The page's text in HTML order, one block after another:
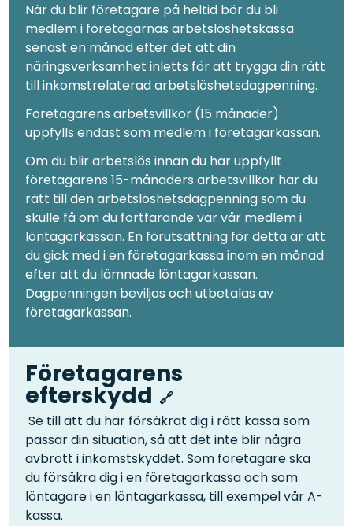
När du blir företagare på heltid bör du bli
medlem i företagarnas arbetslöshetskassa
senast en månad efter det att din
näringsverksamhet inletts för att trygga din rätt
till inkomstrelaterad arbetslöshetsdagpenning.
Företagarens arbetsvillkor (15 månader)
uppfylls endast som medlem i företagarkassan.
Om du blir arbetslös innan du har uppfyllt
företagarens 15-månaders arbetsvillkor har du
rätt till den arbetslöshetsdagpenning som du
skulle få om du fortfarande var vår medlem i
löntagarkassan. En förutsättning för detta är att
du gick med i en företagarkassa inom en månad
efter att du lämnade löntagarkassan.
Dagpenningen beviljas och utbetalas av
företagarkassan.
Företagarens
efterskydd
Se till att du har försäkrat dig i rätt kassa som
passar din situation, så att det inte blir några
avbrott i inkomstskyddet. Som företagare ska
du försäkra dig i en företagarkassa och som
löntagare i en löntagarkassa, till exempel vår A-
kassa.